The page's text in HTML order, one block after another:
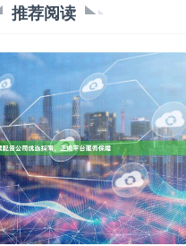
推荐阅读